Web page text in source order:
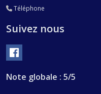
Téléphone
Suivez nous
Note globale : 5/5